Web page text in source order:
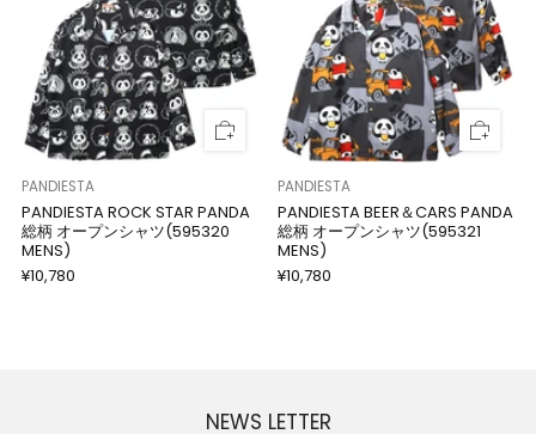
PANDIESTA
PANDIESTA ROCK STAR PANDA
総柄 オープンシャツ(595320
MENS)
¥10,780
PANDIESTA
PANDIESTA BEER＆CARS PANDA
総柄 オープンシャツ(595321
MENS)
¥10,780
NEWS LETTER